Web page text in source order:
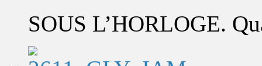
SOUS L’HORLOGE.